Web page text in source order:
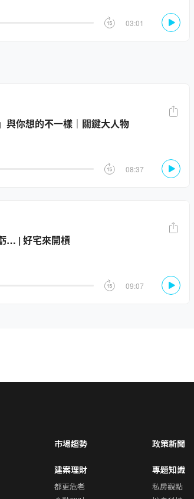
市場趨勢 政策新聞
建案理財
都更危老
專題知識
私房觀點